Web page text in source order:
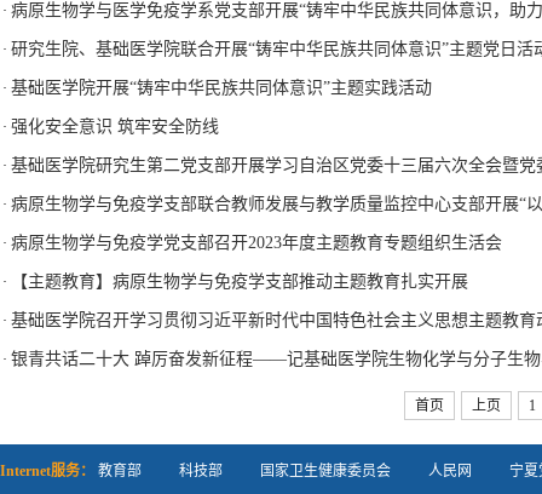
· 病原生物学与医学免疫学系党支部开展“铸牢中华民族共同体意识，助
· 研究生院、基础医学院联合开展“铸牢中华民族共同体意识”主题党日活
· 基础医学院开展“铸牢中华民族共同体意识”主题实践活动
· 强化安全意识 筑牢安全防线
· 基础医学院研究生第二党支部开展学习自治区党委十三届六次全会暨
· 病原生物学与免疫学支部联合教师发展与教学质量监控中心支部开展“
· 病原生物学与免疫学党支部召开2023年度主题教育专题组织生活会
· 【主题教育】病原生物学与免疫学支部推动主题教育扎实开展
· 基础医学院召开学习贯彻习近平新时代中国特色社会主义思想主题教育
· 银青共话二十大 踔厉奋发新征程——记基础医学院生物化学与分子生
首页 上页 1
Internet服务： 教育部 科技部 国家卫生健康委员会 人民网 宁夏